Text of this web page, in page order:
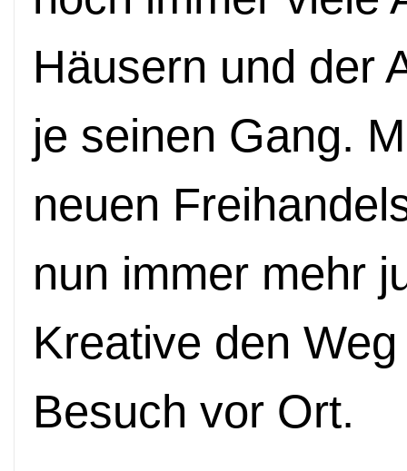
Häusern und der
je seinen Gang.
neuen
nun immer mehr
Kreative den
Besuch vor Ort.